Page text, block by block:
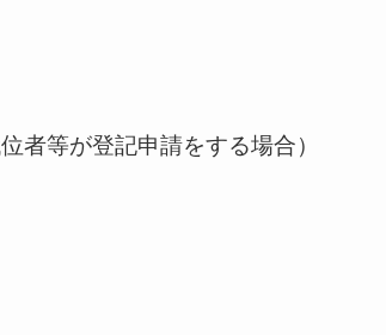
者等が登記申請をする場合）